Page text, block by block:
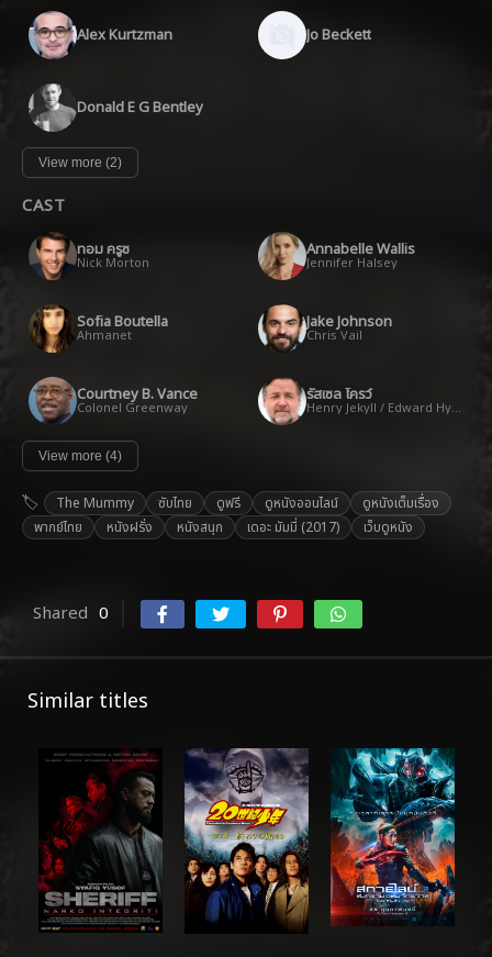
Alex Kurtzman Jo Beckett
Donald E G Bentley
View more (2)
CAST
ทอม ครูซ
Nick Morton
Annabelle Wallis
Jennifer Halsey
Sofia Boutella
Ahmanet
Jake Johnson
Chris Vail
Courtney B. Vance
Colonel Greenway
รัสเซล โครว์
Henry Jekyll / Edward Hyde
View more (4)
The Mummy ซับไทย ดูฟรี ดูหนังออนไลน์
ดูหนังเต็มเรื่อง
พากย์ไทย
หนังฝรั่ง หนังสนุก เดอะ มัมมี่ (2017) เว็บดูหนัง
Shared 0
Similar titles